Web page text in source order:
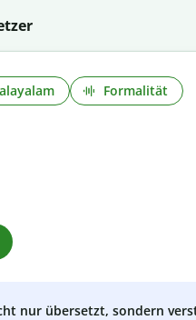
Formalität
nur übersetzt, sondern